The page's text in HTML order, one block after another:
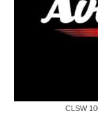
CLSW